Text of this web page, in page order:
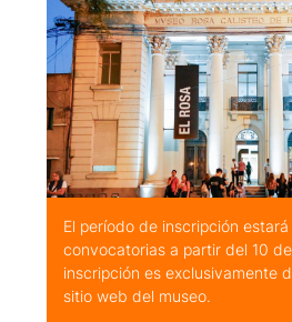
El período de inscripción
convocatorias a partir del 10
inscripción es exclusivamente
sitio web del museo.